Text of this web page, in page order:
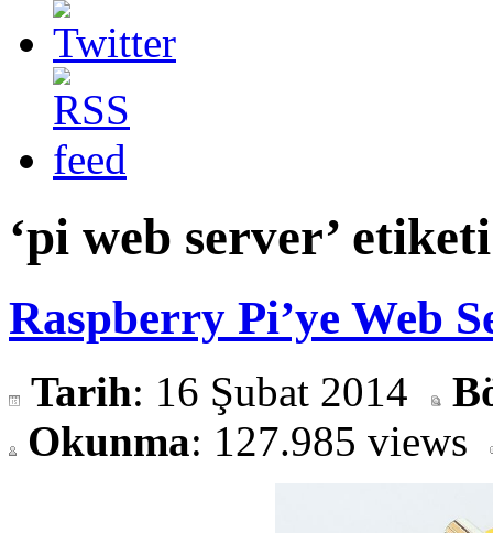
‘pi web server’
Raspberry Pi’ye Web
Tarih: 16 Şubat 2014
Okunma: 127.985 views